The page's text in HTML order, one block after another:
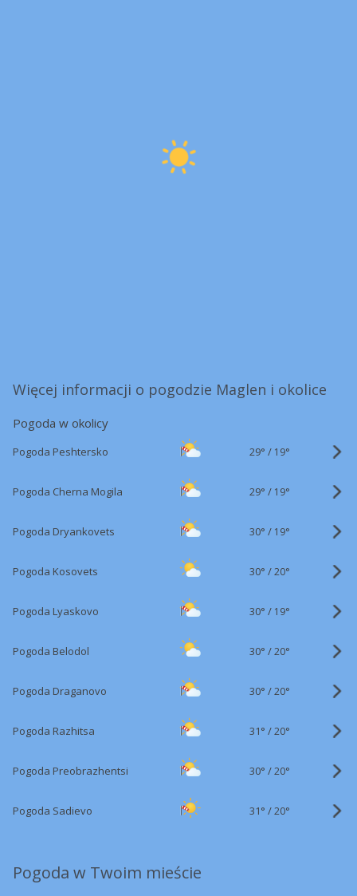
Więcej informacji o pogodzie Maglen i okolice
Pogoda w okolicy
Pogoda Peshtersko 29° / 19°
Pogoda Cherna Mogila 29° / 19°
Pogoda Dryankovets 30° / 19°
Pogoda Kosovets 30° /20°
Pogoda Lyaskovo 30° / 19°
Pogoda Belodol 30° /20°
Pogoda Draganovo 30° /20°
Pogoda Razhitsa 31° /20°
Pogoda Preobrazhentsi 30° /20°
Pogoda Sadievo 31° /20°
Pogoda w Twoim mieście